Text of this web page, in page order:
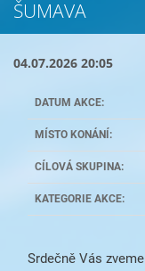
ŠUMAVA
04.07.2026 20:05
DATUM AKCE:
MÍSTO KONÁNÍ:
CÍLOVÁ SKUPINA:
KATEGORIE AKCE:
Srdečně Vás